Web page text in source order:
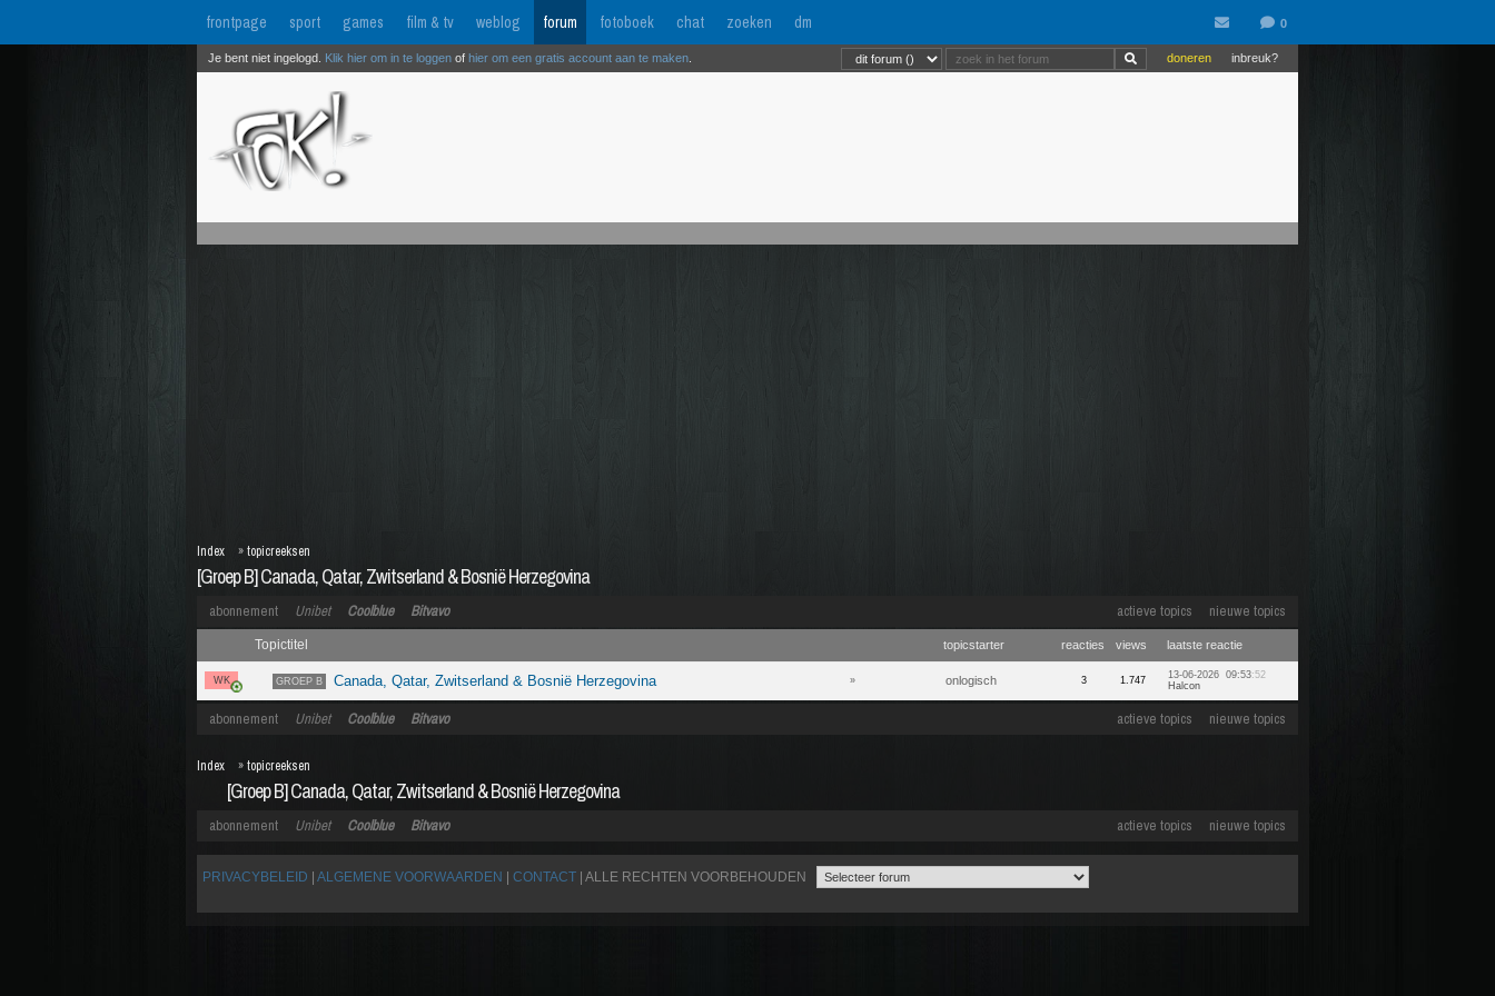
frontpage sport games film & tv weblog forum fotoboek chat zoeken dm
inbreuk?
doneren
Je bent niet ingelogd. Klik hier om in te loggen of hier om een gratis account aan te maken
[Groep B] Canada, Qatar, Zwitserland & Bosnië Herzegovina
Index »topicreeksen
actieve topics nieuwe topics
abonnement Unibet Coolblue Bitvavo
Topictitel topicstarter reacties views laatste reactie
WK GROEP B Canada, Qatar, Zwitserland & Bosnië Herzegovina » onlogisch 3 1.747 13-06-2026 09:53:52
Halcon
actieve topics nieuwe topics
abonnement Unibet Coolblue Bitvavo
[Groep B] Canada, Qatar, Zwitserland & Bosnië Herzegovina
Index »topicreeksen
actieve topics nieuwe topics
abonnement Unibet Coolblue Bitvavo
PRIVACYBELEID ALGEMENE VOORWAARDEN CONTACT | ALLE RECHTEN VOORBEHOUDEN